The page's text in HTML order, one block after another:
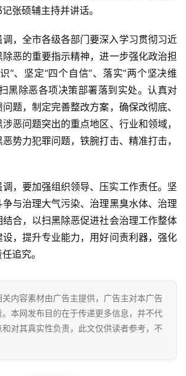
张硕辅主持并讲话。
全市各级各部门要深入学习贯彻习近
恶的重要指示精神，进一步强化政治担
”、坚定“四个自信”、落实“两个坚决维
黑除恶各项决策部署落到实处。认真对
题，制定完善整改方案，确保改彻底、
恶问题突出的重点地区、行业和领域，
势力犯罪问题，铁腕打击、精准打击，
要加强组织领导、压实工作责任。坚
与治理大气污染、治理黑臭水体、治理
合，以扫黑除恶促进社会治理工作整体
，提升专业能力，用好问责利器，强化
追究。
内容素材由广告主提供，广告主对本广告
本网发布目的在于传递更多信息，并不代
对其真实性负责，此文仅供读者参考，不